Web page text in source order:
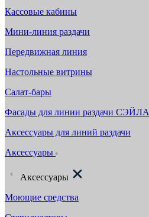
Кассовые кабины
Мини-линия раздачи
Передвижная линия
Настольные витрины
Салат-бары
Фасады для линии раздачи СЭЙЛА
Аксессуары для линий раздачи
Аксессуары
Аксессуары
Моющие средства